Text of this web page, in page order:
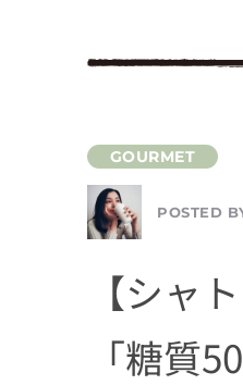
POSTED
【シャ
「糖質